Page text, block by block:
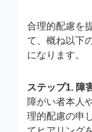
合理的配慮を
て、概ね以下
になります。
ステップ1. 障
障がい者本人
理的配慮の申